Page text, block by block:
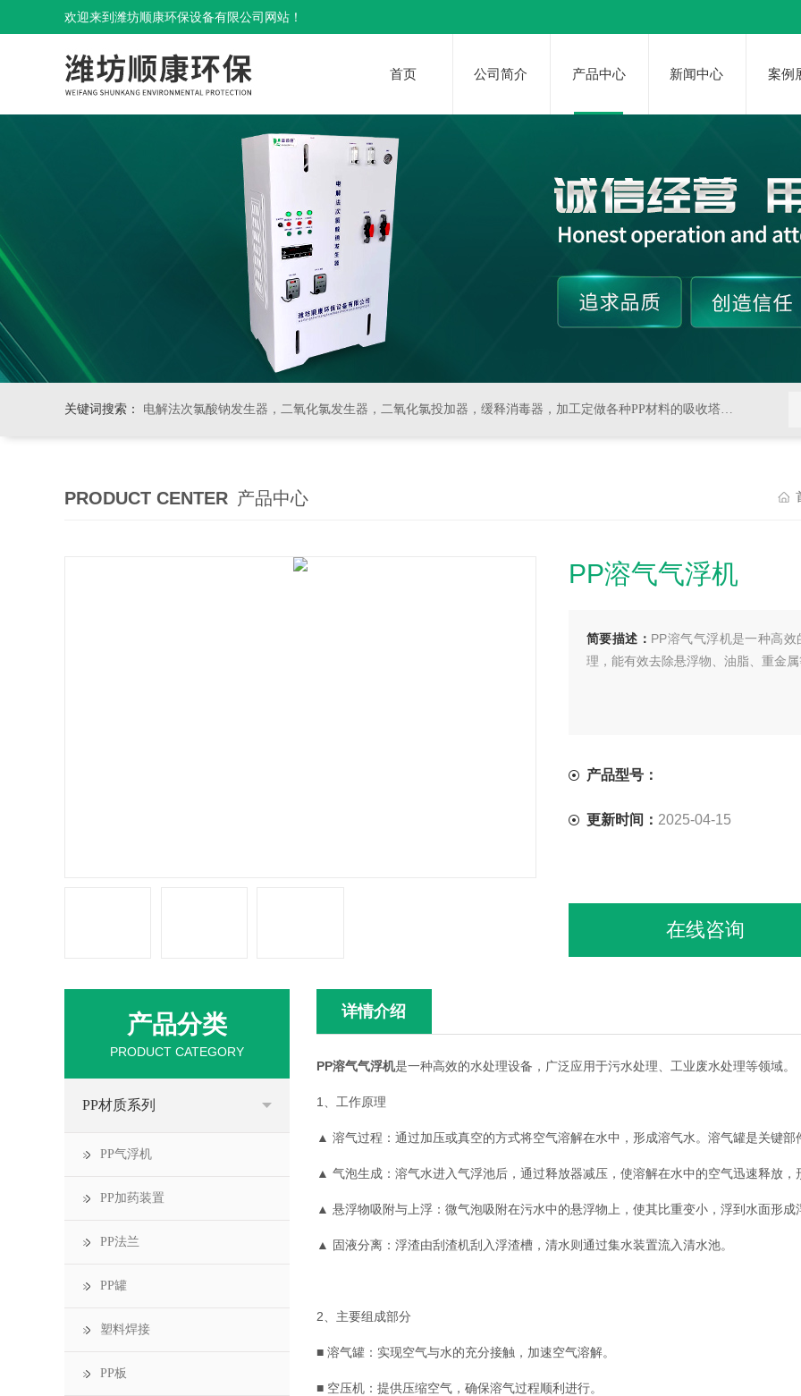
欢迎来到潍坊顺康环保设备有限公司网站！
首页 公司简介 产品中心 新闻中心 案例
关键词搜索： 电解法次氯酸钠发生器，二氧化氯发生器，二氧化氯投加器，缓释消毒器，加工定做各种PP材料的吸收塔尾气处理，排风管道，PVC材料的杀菌，消毒等设备
PRODUCT CENTER 产品中心
PP溶气气浮机
简要描述： PP溶气气浮机是一种高
理，能有效去除悬浮物、油脂、重金
产品型号：
更新时间： 2025-04-15
在线咨询
详情介绍
PP溶气气浮机是一种高效的水处理设备，广泛应用于污水处理、工业废水处理等领域。
1、工作原理
▲ 溶气过程：通过加压或真空的方式将空气溶解在水中，形成溶气水。溶气罐是关键
▲ 气泡生成：溶气水进入气浮池后，通过释放器减压，使溶解在水中的空气迅速释放
▲ 悬浮物吸附与上浮：微气泡吸附在污水中的悬浮物上，使其比重变小，浮到水面形成
▲ 固液分离：浮渣由刮渣机刮入浮渣槽，清水则通过集水装置流入清水池。
2、主要组成部分
■ 溶气罐：实现空气与水的充分接触，加速空气溶解。
■ 空压机：提供压缩空气，确保溶气过程顺利进行。
产品分类
PRODUCT CATEGORY
PP材质系列
PP气浮机
PP加药装置
PP法兰
PP罐
塑料焊接
PP板